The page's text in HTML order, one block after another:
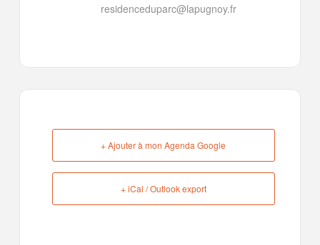
residenceduparc@lapugnoy.fr
+ Ajouter à mon Agenda Google
+ iCal / Outlook export